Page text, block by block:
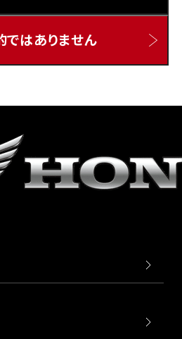
ではありません
鴻巣
山
東浦和
座